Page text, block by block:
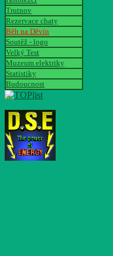
Trutnov
Rezervace chaty
Běh na Děvín
Soutěž - logo
Velký Test
Muzeum elektriky
Statistiky
Budoucnost